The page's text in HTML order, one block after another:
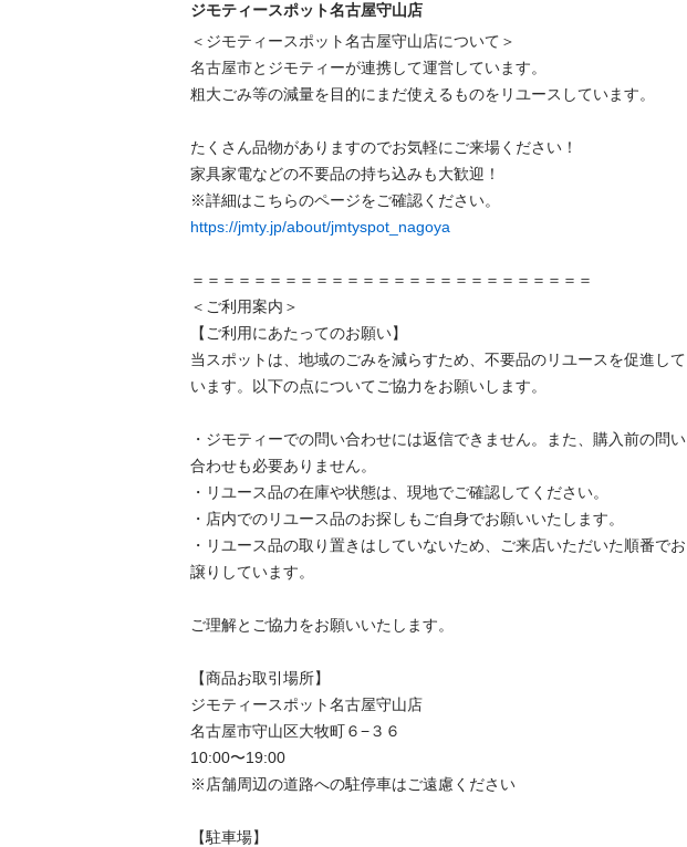
ジモティースポット名古屋守山店
＜ジモティースポット名古屋守山店について＞
名古屋市とジモティーが連携して運営しています。
粗⼤ごみ等の減量を⽬的にまだ使えるものをリユースしています。
たくさん品物がありますのでお気軽にご来場ください！
家具家電などの不要品の持ち込みも大歓迎！
https://jmty.jp/about/jmtyspot_nagoya
＝＝＝＝＝＝＝＝＝＝＝＝＝＝＝＝＝＝＝＝＝＝＝＝＝＝
＜ご利用案内＞
【ご利用にあたってのお願い】
当スポットは、地域のごみを減らすため、不要品のリユースを促進して
います。以下の点についてご協力をお願いします。
・ジモティーでの問い合わせには返信できません。また、購入前の問い
合わせも必要ありません。
・リユース品の在庫や状態は、現地でご確認してください。
・店内でのリユース品のお探しもご自身でお願いいたします。
・リユース品の取り置きはしていないため、ご来店いただいた順番でお
譲りしています。
ご理解とご協力をお願いいたします。
【商品お取引場所】
ジモティースポット名古屋守山店
名古屋市守山区大牧町６−３６
10:00〜19:00
※店舗周辺の道路への駐停車はご遠慮ください
【駐⾞場】